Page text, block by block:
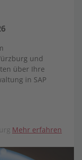
und
über Ihre
in SAP
Mehr erfahren